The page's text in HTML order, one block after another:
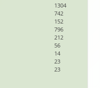
1304
742
152
796
212
56
14
23
23